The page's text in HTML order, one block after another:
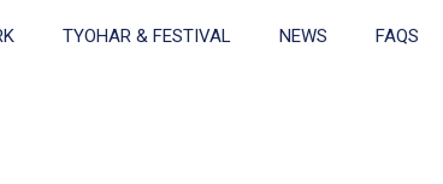
TYOHAR & FESTIVAL NEWS FAQS